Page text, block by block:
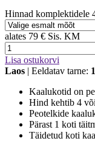
Hinnad komplektidele
alates 79 € Sis. KM
Lisa ostukorvi
Laos | Eeldatav tarne:
Kaalukotid on
Hind kehtib 4
Peotelkide
Pärast 1 koti
Täidetud koti